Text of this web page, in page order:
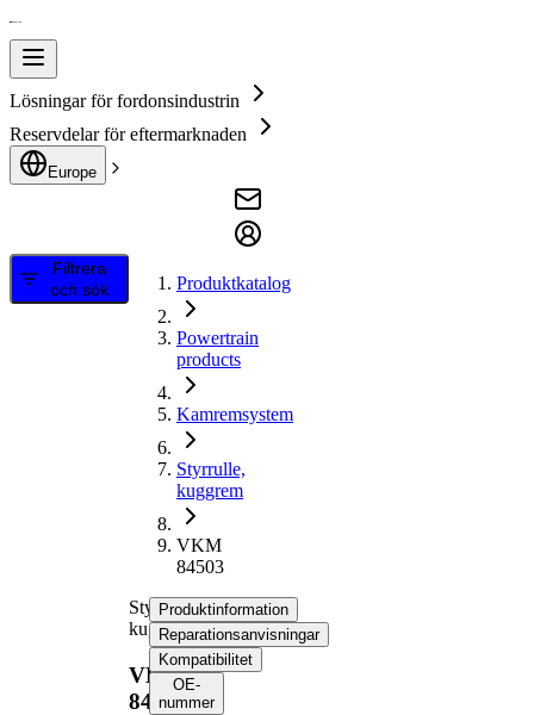
Lösningar för fordonsindustrin
Reservdelar för eftermarknaden
Europe
Filtrera
och sök
Produktkatalog
Powertrain
products
Kamremsystem
Styrrulle,
kuggrem
VKM
84503
Styrrulle,
kuggrem
VKM
84503
Produktinformation
Reparationsanvisningar
Kompatibilitet
OE-
nummer